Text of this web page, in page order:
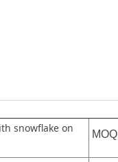
snowflake on
MOQ